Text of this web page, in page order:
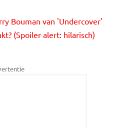
Bouman van 'Undercover'
(Spoiler alert: hilarisch)